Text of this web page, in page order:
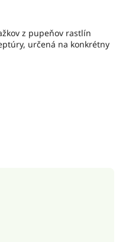
z pupeňov rastlín
určená na konkrétny